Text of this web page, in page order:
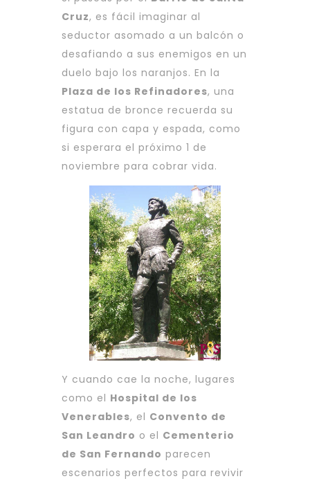
Cruz, es fácil imaginar al
seductor asomado a un balcón o
desafiando a sus enemigos en un
duelo bajo los naranjos. En la
Plaza de los Refinadores, una
estatua de bronce recuerda su
figura con capa y espada, como
si esperara el próximo 1 de
noviembre para cobrar vida.
Y cuando cae la noche, lugares
como el Hospital de los
Venerables, el Convento de
San Leandro o el Cementerio
de San Fernando parecen
escenarios perfectos para revivir